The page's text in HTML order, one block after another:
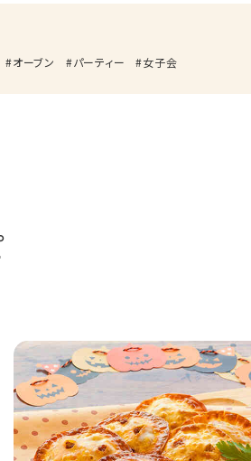
オーブン パーティー 女子会